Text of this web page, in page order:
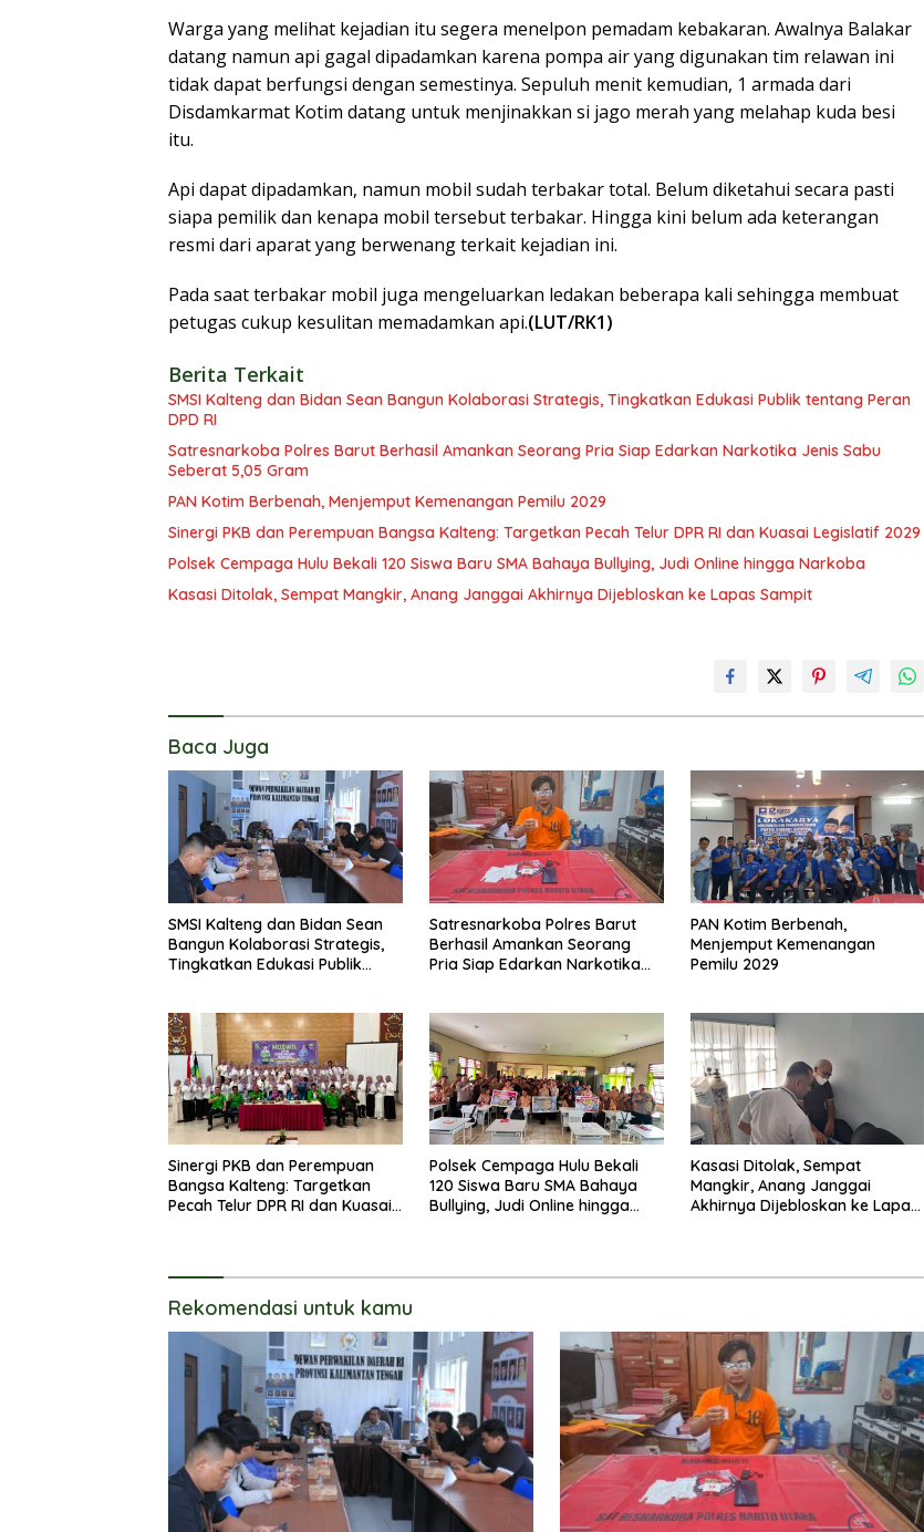
Warga yang melihat kejadian itu segera menelpon pemadam kebakaran. Awalnya Balakar
datang namun api gagal dipadamkan karena pompa air yang digunakan tim relawan ini
tidak dapat berfungsi dengan semestinya. Sepuluh menit kemudian, 1 armada dari
Disdamkarmat Kotim datang untuk menjinakkan si jago merah yang melahap kuda besi
itu.
Api dapat dipadamkan, namun mobil sudah terbakar total. Belum diketahui secara pasti
siapa pemilik dan kenapa mobil tersebut terbakar. Hingga kini belum ada keterangan
resmi dari aparat yang berwenang terkait kejadian ini.
Pada saat terbakar mobil juga mengeluarkan ledakan beberapa kali sehingga membuat
petugas cukup kesulitan memadamkan api.(LUT/RK1)
Berita Terkait
SMSI Kalteng dan Bidan Sean Bangun Kolaborasi Strategis, Tingkatkan Edukasi Publik tentang Peran
DPD RI
Satresnarkoba Polres Barut Berhasil Amankan Seorang Pria Siap Edarkan Narkotika Jenis Sabu
Seberat 5,05 Gram
PAN Kotim Berbenah, Menjemput Kemenangan Pemilu 2029
Sinergi PKB dan Perempuan Bangsa Kalteng: Targetkan Pecah Telur DPR RI dan Kuasai Legislatif 2029
Polsek Cempaga Hulu Bekali 120 Siswa Baru SMA Bahaya Bullying, Judi Online hingga Narkoba
Kasasi Ditolak, Sempat Mangkir, Anang Janggai Akhirnya Dijebloskan ke Lapas Sampit
Baca Juga
SMSI Kalteng dan Bidan Sean
Bangun Kolaborasi Strategis,
Tingkatkan Edukasi Publik
Satresnarkoba Polres Barut
Berhasil Amankan Seorang
Pria Siap Edarkan Narkotika
PAN Kotim Berbenah,
Menjemput Kemenangan
Pemilu 2029
Sinergi PKB dan Perempuan
Bangsa Kalteng: Targetkan
Pecah Telur DPR RI dan Kuasai
Polsek Cempaga Hulu Bekali
120 Siswa Baru SMA Bahaya
Bullying, Judi Online hingga
Kasasi Ditolak, Sempat
Mangkir, Anang Janggai
Akhirnya Dijebloskan ke Lapas
Rekomendasi untuk kamu